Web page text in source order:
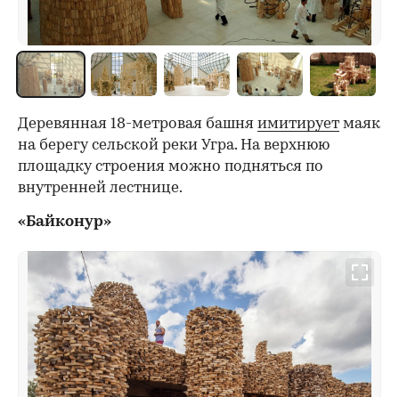
Деревянная 18-метровая башня имитирует маяк
на берегу сельской реки Угра. На верхнюю
площадку строения можно подняться по
внутренней лестнице.
«Байконур»